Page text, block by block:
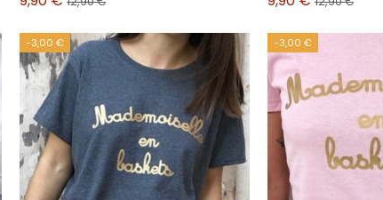
-3,00 € -3,00 €